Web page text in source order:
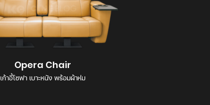
Opera Chair
เก้าอี้โซฟา เบาะหนัง พร้อมผ้าห่ม